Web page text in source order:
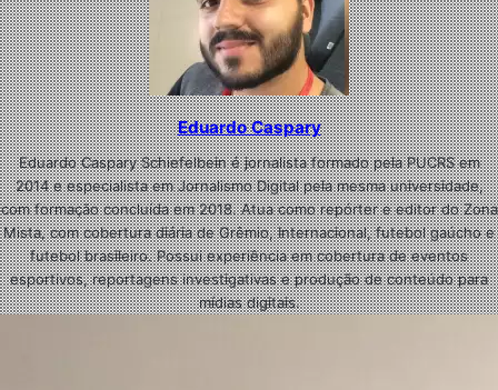
Eduardo Caspary
Eduardo Caspary Schiefelbein é jornalista formado pela PUCRS em
2014 e especialista em Jornalismo Digital pela mesma universidade,
com formação concluída em 2018. Atua como repórter e editor do Zona
Mista, com cobertura diária de Grêmio, Internacional, futebol gaúcho e
futebol brasileiro. Possui experiência em cobertura de eventos
esportivos, reportagens investigativas e produção de conteúdo para
mídias digitais.